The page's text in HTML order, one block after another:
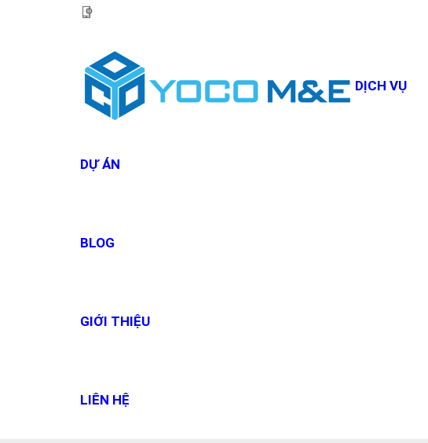
DỊCH VỤ
DỰ ÁN
BLOG
GIỚI THIỆU
LIÊN HỆ